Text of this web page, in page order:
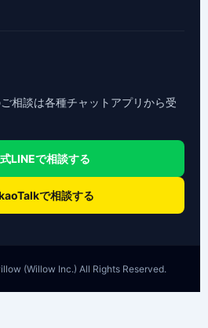
相談は各種チャットアプリから受
LINEで相談する
で相談する
(Willow Inc.) All Rights Reserved.